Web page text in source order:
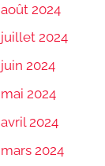
août 2024
juillet 2024
juin 2024
mai 2024
avril 2024
mars 2024